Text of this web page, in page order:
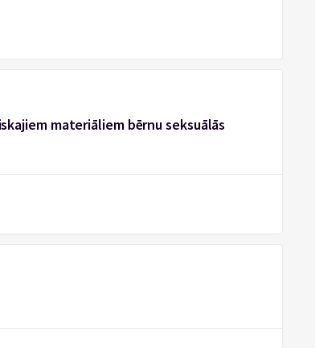
materiāliem bērnu seksuālās